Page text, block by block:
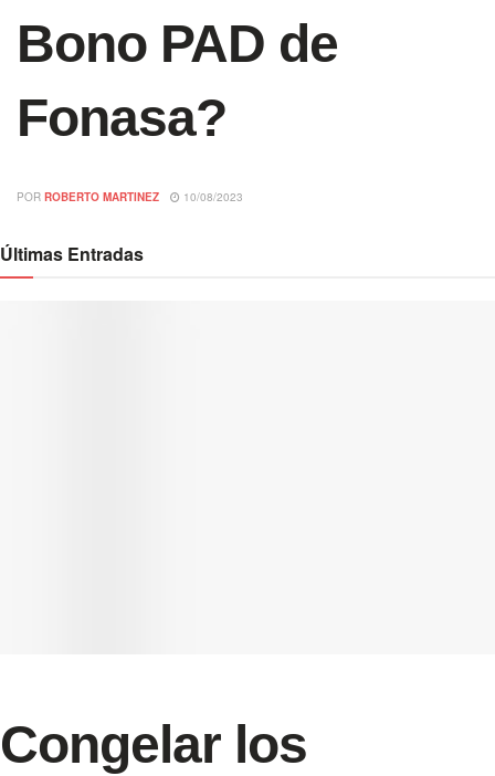
Bono PAD de
Fonasa?
POR ROBERTO MARTINEZ 10/08/2023
Últimas Entradas
Congelar los